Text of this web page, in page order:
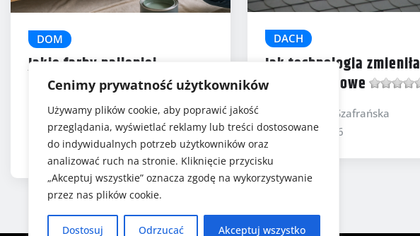
Cenimy prywatność użytkowników
Używamy plików cookie, aby poprawić jakość
przeglądania, wyświetlać reklamy lub treści dostosowane
do indywidualnych potrzeb użytkowników oraz
analizować ruch na stronie. Kliknięcie przycisku
„Akceptuj wszystkie” oznacza zgodę na wykorzystywanie
przez nas plików cookie.
Dostosuj Odrzucać Akceptuj wszystko
DOM
Jakie farby najlepiej
sprawdzą się na drewnie i
metalu
5 (1)
Gabriela Szafrańska
lip 29, 2026
DACH
Jak technologia zmieniła
blachy dachowe
Gabriela Szafrańska
sty 22, 2026